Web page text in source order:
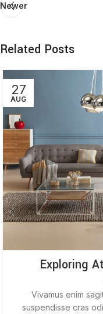
Newer
Related Posts
27
AUG
Exploring
Vivamus enim
suspendisse cras